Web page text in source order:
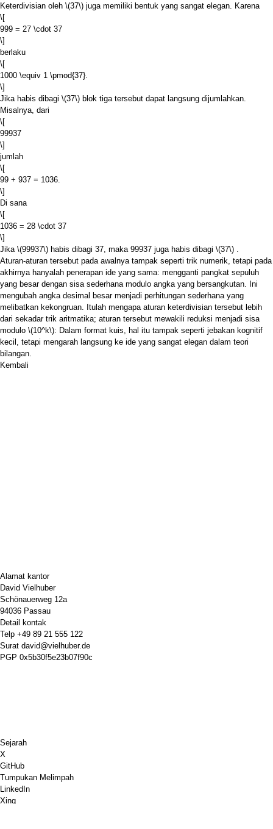
Keterdivisian oleh \(37\) juga memiliki bentuk yang sangat elegan. Karena
\[
999 = 27 \cdot 37
\]
berlaku
\[
1000 \equiv 1 \pmod{37}.
\]
Jika habis dibagi \(37\) blok tiga tersebut dapat langsung dijumlahkan.
Misalnya, dari
\[
99937
\]
jumlah
\[
99 + 937 = 1036.
\]
Di sana
\[
1036 = 28 \cdot 37
\]
Jika \(99937\) habis dibagi 37, maka 99937 juga habis dibagi \(37\) .
Aturan-aturan tersebut pada awalnya tampak seperti trik numerik, tetapi pada
akhirnya hanyalah penerapan ide yang sama: mengganti pangkat sepuluh
yang besar dengan sisa sederhana modulo angka yang bersangkutan. Ini
mengubah angka desimal besar menjadi perhitungan sederhana yang
melibatkan kekongruan. Itulah mengapa aturan keterdivisian tersebut lebih
dari sekadar trik aritmatika; aturan tersebut mewakili reduksi menjadi sisa
modulo \(10^k\): Dalam format kuis, hal itu tampak seperti jebakan kognitif
kecil, tetapi mengarah langsung ke ide yang sangat elegan dalam teori
bilangan.
Kembali
Alamat kantor
David Vielhuber
Schönauerweg 12a
94036 Passau
Detail kontak
Telp +49 89 21 555 122
Surat david@vielhuber.de
PGP 0x5b30f5e23b07f90c
Sejarah
X
GitHub
Tumpukan Melimpah
LinkedIn
Xing